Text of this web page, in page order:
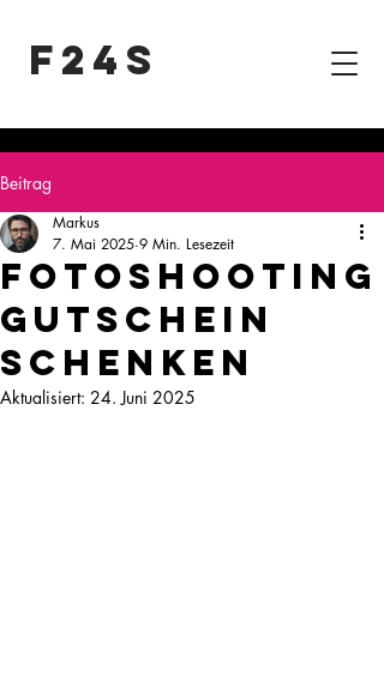
F24S
Beitrag
Fotoshooting
Gutschein
schenken
Markus
7. Mai 2025 9 Min. Lesezeit
Aktualisiert: 24. Juni 2025